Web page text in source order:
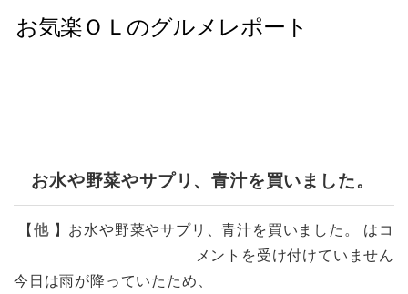
お水や野菜やサプリ、青汁を買いました。
【 他】 お水や野菜やサプリ、青汁を買いました。 は コ
メントを受け付けていません
今日は雨が降っていたため、